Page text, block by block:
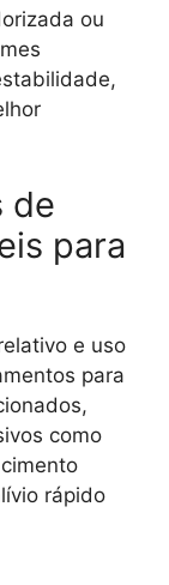
ou
de
para
e uso
para
como
rápido